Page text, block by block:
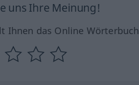
uns Ihre Meinung!
Ihnen das Online